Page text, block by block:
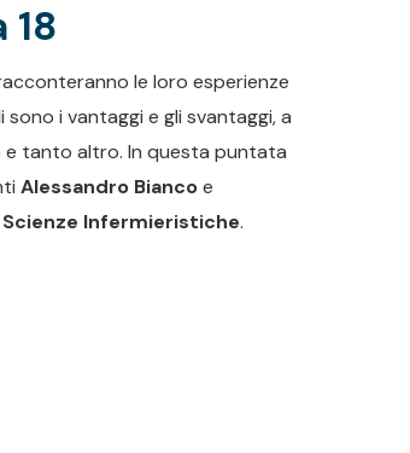
le loro esperienze
sono i vantaggi e gli svantaggi, a
tanto altro. In questa puntata
Alessandro Biancoe
Scienze Infermieristiche.